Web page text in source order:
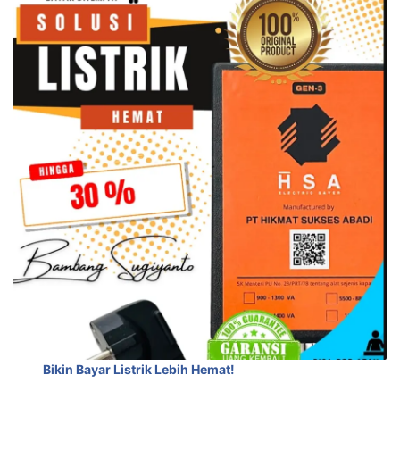
Bikin Bayar Listrik Lebih Hemat!